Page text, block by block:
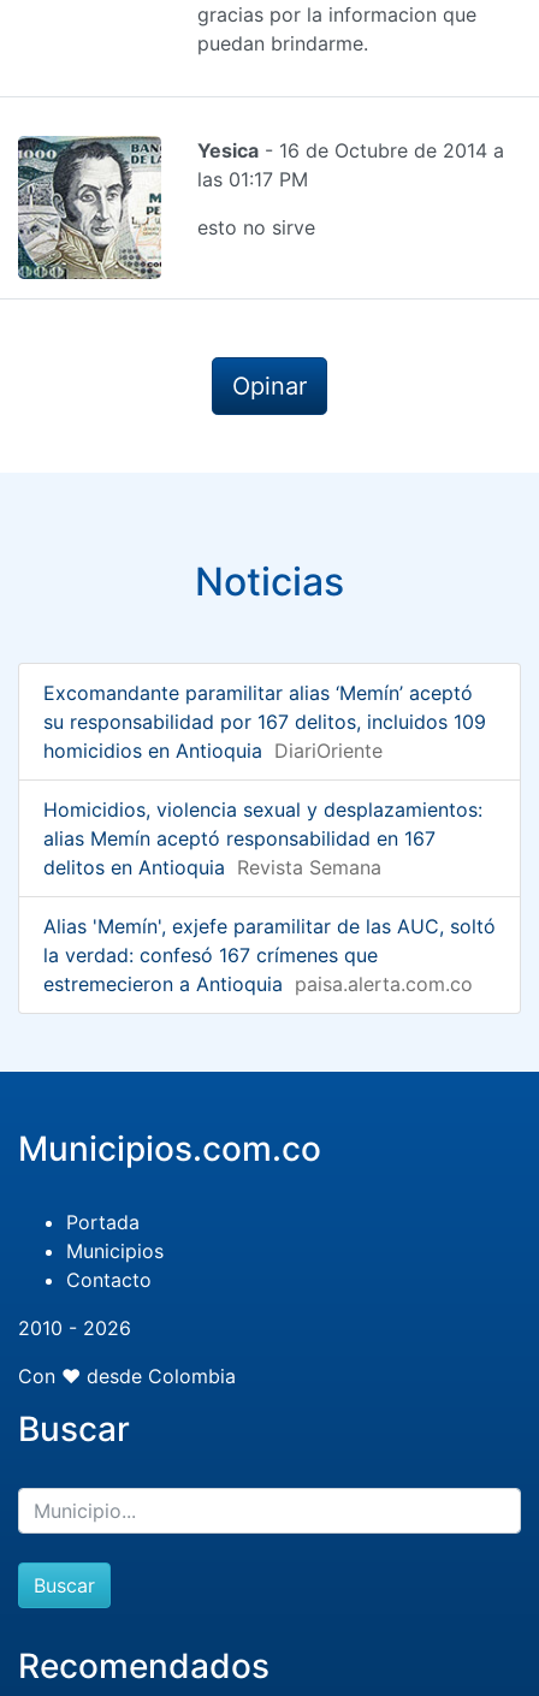
gracias por la informacion que
puedan brindarme.
Yesica - 16 de Octubre de 2014 a
las 01:17 PM
esto no sirve
Opinar
Noticias
Excomandante paramilitar alias ‘Memín’ aceptó
su responsabilidad por 167 delitos, incluidos 109
homicidios en Antioquia DiariOriente
Homicidios, violencia sexual y desplazamientos:
alias Memín aceptó responsabilidad en 167
delitos en Antioquia Revista Semana
Alias 'Memín', exjefe paramilitar de las AUC, soltó
la verdad: confesó 167 crímenes que
estremecieron a Antioquia paisa.alerta.com.co
Municipios.com.co
Portada
Municipios
Contacto
2010 - 2026
Con ❤️ desde Colombia
Buscar
Buscar
Recomendados